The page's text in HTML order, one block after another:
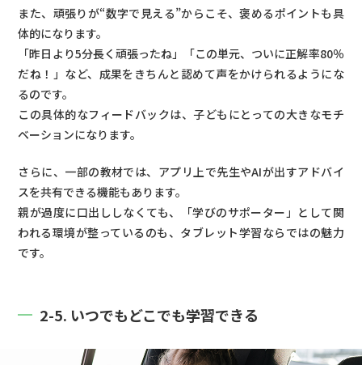
また、頑張りが“数字で見える”からこそ、褒めるポイントも具
体的になります。
「昨日より5分長く頑張ったね」「この単元、ついに正解率80％
だね！」など、成果をきちんと認めて声をかけられるようにな
るのです。
この具体的なフィードバックは、子どもにとっての大きなモチ
ベーションになります。
さらに、一部の教材では、アプリ上で先生やAIが出すアドバイ
スを共有できる機能もあります。
親が過度に口出ししなくても、「学びのサポーター」として関
われる環境が整っているのも、タブレット学習ならではの魅力
です。
2-5. いつでもどこでも学習できる